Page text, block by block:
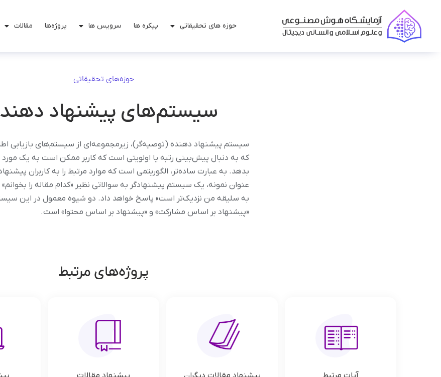
حوزه های تحقیقاتی پیکره ها سرویس ها پروژه‌ها مقالات
حوزه‌های تحقیقاتی
سیستم‌های پیشنهاد
سیستم پیشنهاد دهنده (توصیه‌گر)، زیرمجموعه‌ای از سیستم‌های بازیابی
که به دنبال پیش‌بینی رتبه یا اولویتی است که کاربر ممکن است به یک
بدهد. به عبارت ساده‌تر، الگوریتمی است که موارد مرتبط را به کاربران
عنوان نمونه، یک سیستم پیشنهادگر به سوالاتی نظیر «کدام مقاله را
به سلیقه‌ من نزدیک‌تر است» پاسخ خواهد داد. دو شیوه معمول در این
«پیشنهاد بر اساس مشارکت» و «پیشنهاد بر اساس محتوا» است.
پروژه‌های مرتبط